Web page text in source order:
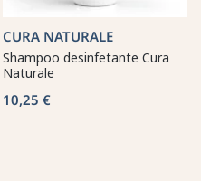
CURA NATURALE
Shampoo desinfetante Cura
Naturale
10,25 €